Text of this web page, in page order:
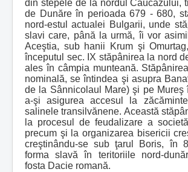
din stepele de la nordul Caucazului,
de Dunăre în perioada 679 - 680,
nord-estul actualei Bulgarii, unde
slavi care, până la urmă, îi vor
Aceştia, sub hanii Krum şi
începutul sec. IX stăpânirea la nord
ales în câmpia munteană.
nominală, se întindea şi asupra
de la Sânnicolaul Mare) şi pe Mureş
a-şi asigurea accesul la
salinele transilvănene. Această
la procesul de feudalizare a
precum şi la organizarea bisericii
creştinându-se sub ţarul Boris, în
forma slavă în teritoriile nord-
fosta Dacie romană.